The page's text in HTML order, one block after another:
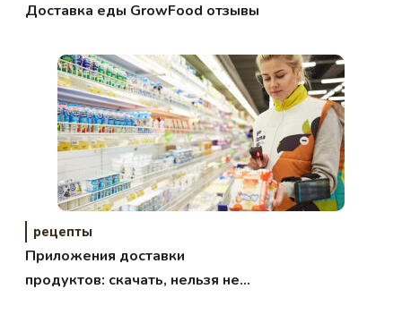
Доставка еды GrowFood отзывы
рецепты
Приложения доставки
продуктов: скачать, нельзя не